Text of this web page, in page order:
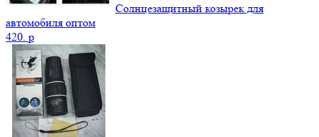
Солнцезащитный козырек для
автомобиля оптом
420. p